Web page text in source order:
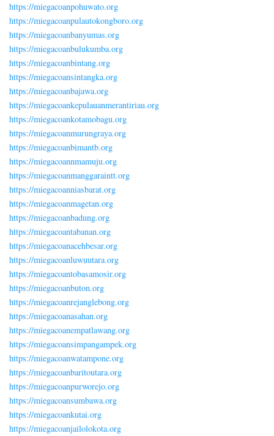
https://miegacoanpohuwato.org
https://miegacoanpulautokongboro.org
https://miegacoanbanyumas.org
https://miegacoanbulukumba.org
https://miegacoanbintang.org
https://miegacoansintangka.org
https://miegacoanbajawa.org
https://miegacoankepulauanmerantiriau.org
https://miegacoankotamobagu.org
https://miegacoanmurungraya.org
https://miegacoanbimantb.org
https://miegacoannmamuju.org
https://miegacoanmanggaraintt.org
https://miegacoanniasbarat.org
https://miegacoanmagetan.org
https://miegacoanbadung.org
https://miegacoantabanan.org
https://miegacoanacehbesar.org
https://miegacoanluwuutara.org
https://miegacoantobasamosir.org
https://miegacoanbuton.org
https://miegacoanrejanglebong.org
https://miegacoanasahan.org
https://miegacoanempatlawang.org
https://miegacoansimpangampek.org
https://miegacoanwatampone.org
https://miegacoanbaritoutara.org
https://miegacoanpurworejo.org
https://miegacoansumbawa.org
https://miegacoankutai.org
https://miegacoanjailolokota.org